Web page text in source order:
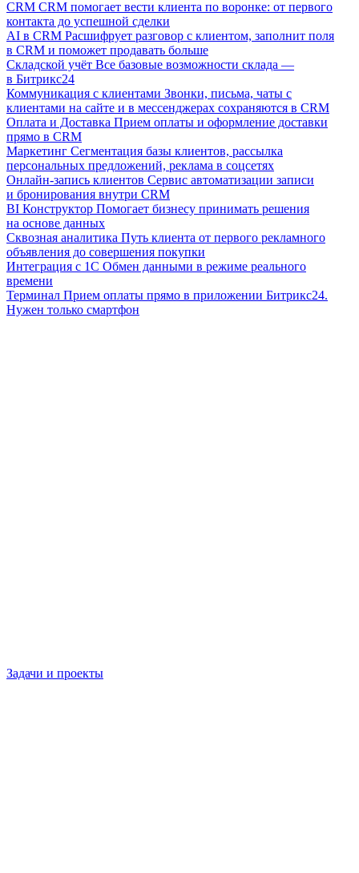
CRM CRM помогает вести клиента по воронке: от первого
контакта до успешной сделки
AI в CRM Расшифрует разговор с клиентом, заполнит поля
в CRM и поможет продавать больше
Складской учёт Все базовые возможности склада —
в Битрикс24
Коммуникация с клиентами Звонки, письма, чаты с
клиентами на сайте и в мессенджерах сохраняются в CRM
Оплата и Доставка Прием оплаты и оформление доставки
прямо в CRM
Маркетинг Сегментация базы клиентов, рассылка
персональных предложений, реклама в соцсетях
Онлайн-запись клиентов Сервис автоматизации записи
и бронирования внутри CRM
BI Конструктор Помогает бизнесу принимать решения
на основе данных
Сквозная аналитика Путь клиента от первого рекламного
объявления до совершения покупки
Интеграция с 1С Обмен данными в режиме реального
времени
Терминал Прием оплаты прямо в приложении Битрикс24.
Нужен только смартфон
Задачи и проекты